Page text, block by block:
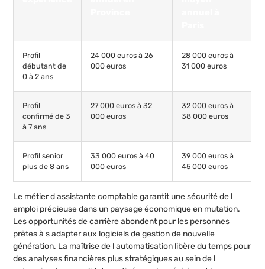
Profil
débutant de
0 à 2 ans
24 000 euros à 26
000 euros
28 000 euros à
31 000 euros
Profil
confirmé de 3
à 7 ans
27 000 euros à 32
000 euros
32 000 euros à
38 000 euros
Profil senior
plus de 8 ans
33 000 euros à 40
000 euros
39 000 euros à
45 000 euros
Le métier d assistante comptable garantit une sécurité de l
emploi précieuse dans un paysage économique en mutation.
Les opportunités de carrière abondent pour les personnes
prêtes à s adapter aux logiciels de gestion de nouvelle
génération. La maîtrise de l automatisation libère du temps pour
des analyses financières plus stratégiques au sein de l